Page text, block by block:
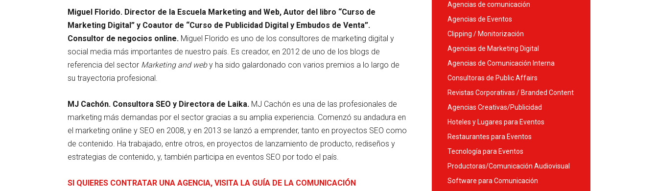
Miguel Florido. Director de la Escuela Marketing and Web, Autor del libro “Curso de
Marketing Digital” y Coautor de “Curso de Publicidad Digital y Embudos de Venta”.
Consultor de negocios online. Miguel Florido es uno de los consultores de marketing digital y
social media más importantes de nuestro país. Es creador, en 2012 de uno de los blogs de
referencia del sector Marketing and weby ha sido galardonado con varios premios a lo largo de
su trayectoria profesional.
MJ Cachón. Consultora SEO y Directora de Laika. MJ Cachón es una de las profesionales de
marketing más demandas por el sector gracias a su amplia experiencia. Comenzó su andadura en
el marketing online y SEO en 2008, y en 2013 se lanzó a emprender, tanto en proyectos SEO como
de contenido. Ha trabajado, entre otros, en proyectos de lanzamiento de producto, rediseños y
estrategias de contenido, y, también participa en eventos SEO por todo el país.
SI QUIERES CONTRATAR UNA AGENCIA, VISITA LA GUÍA DE LA COMUNICACIÓN
Agencias de comunicación
Agencias de Eventos
Clipping / Monitorización
Agencias de Marketing Digital
Agencias de Comunicación Interna
Consultoras de Public Affairs
Revistas Corporativas / Branded Content
Agencias Creativas/Publicidad
Hoteles y Lugares para Eventos
Restaurantes para Eventos
Tecnología para Eventos
Productoras/Comunicación Audiovisual
Software para Comunicación